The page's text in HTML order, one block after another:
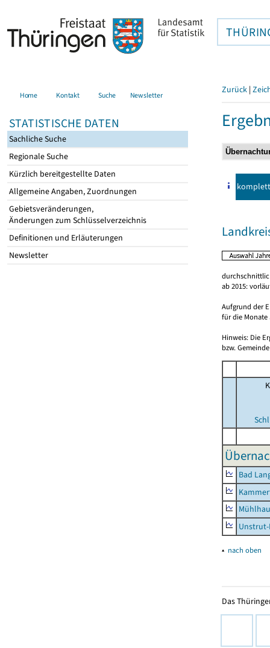
Home Kontakt Suche Newsletter
STATISTISCHE DATEN
Sachliche Suche
Regionale Suche
Kürzlich bereitgestellte Daten
Allgemeine Angaben, Zuordnungen
Gebietsveränderungen,
Änderungen zum Schlüsselverzeichnis
Definitionen und Erläuterungen
Newsletter
Zurück |
komplett
ab 2015:
Aufgrund der
für die Monate
Hinweis: Die
bzw.
Bad
▴ nach oben
Das